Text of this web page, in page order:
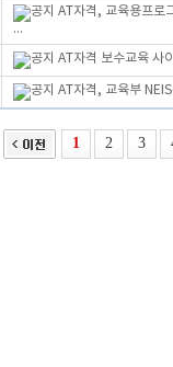
AT자격, 교육용프로
...
AT자격 보수교육 사
AT자격, 교육부
1 2 3